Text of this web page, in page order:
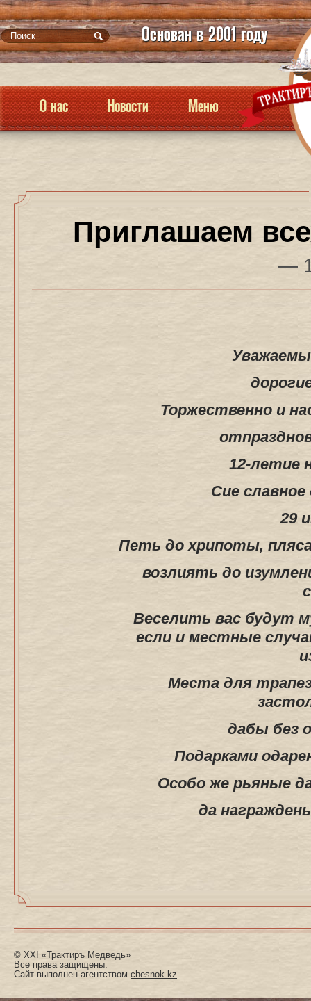
Основан в 2001 году
О нас Новости Меню
Приглашаем
—
Торжественно и
12-летие
Сие
29
Петь до хрипоты,
возлиять до
Веселить вас будут
если и местные
Места для
дабы без
Подарками
Особо же рьяные
да
© XXI «Трактиръ Медведь»
Все права защищены.
Сайт выполнен агентством chesnok.kz